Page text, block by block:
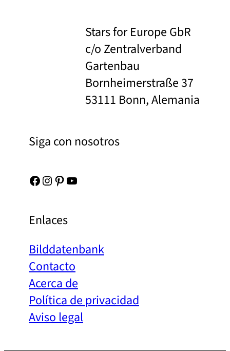
Stars for Europe GbR
c/o Zentralverband
Gartenbau
Bornheimerstraße 37
53111 Bonn, Alemania
Siga con nosotros
Facebook Instagram Pinterest YouTube
Enlaces
Bilddatenbank
Contacto
Acerca de
Política de privacidad
Aviso legal